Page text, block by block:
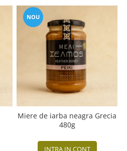
NOU
Miere de iarba neagra Grecia
480g